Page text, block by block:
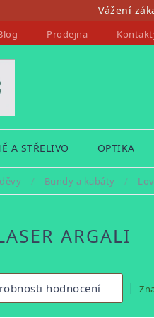
Vážení
Prodejna
A STŘELIVO OPTIKA
/ Bundy a kabáty /
ARGALI
hodnocení